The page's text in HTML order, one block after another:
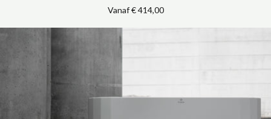
Vanaf€ 414,00